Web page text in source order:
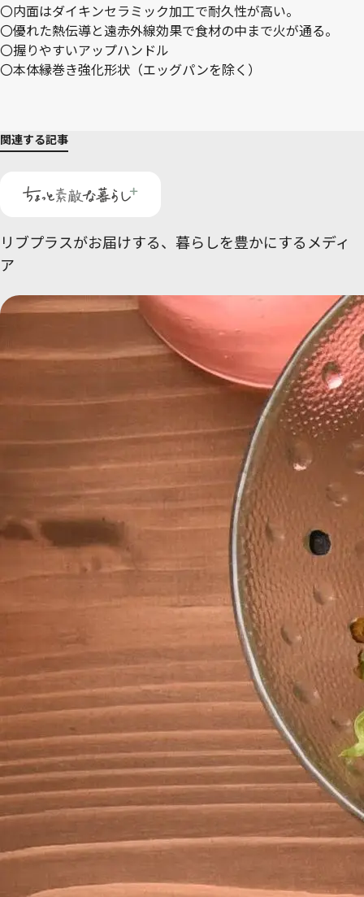
〇内面はダイキンセラミック加工で耐久性が高い。
〇優れた熱伝導と遠赤外線効果で食材の中まで火が通る。
〇握りやすいアップハンドル
〇本体縁巻き強化形状（エッグパンを除く）
関連する記事
リブプラスがお届けする、 暮らしを豊かにするメディ
ア